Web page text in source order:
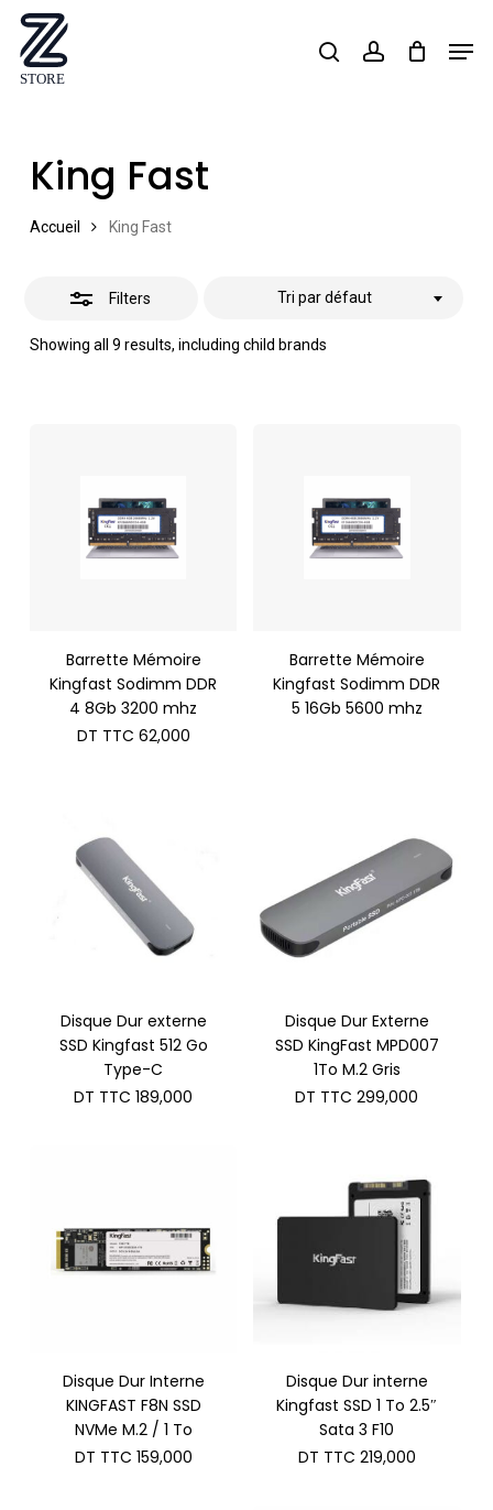
Skip
main
searchaccount
King Fast
Accueil King Fast
Filters
Showing all 9 results, including child brands
Tri par défaut
Close
Barrette Mémoire
Kingfast Sodimm DDR
4 8Gb 3200 mhz
DT TTC 62,000
Barrette Mémoire
Kingfast Sodimm DDR
5 16Gb 5600 mhz
Disque Dur externe
SSD Kingfast 512 Go
Type-C
DT TTC 189,000
Disque Dur Externe
SSD KingFast MPD007
1To M.2 Gris
DT TTC 299,000
Disque Dur Interne
KINGFAST F8N SSD
NVMe M.2 / 1 To
DT TTC 159,000
Disque Dur interne
Kingfast SSD 1 To 2.5″
Sata 3 F10
DT TTC 219,000